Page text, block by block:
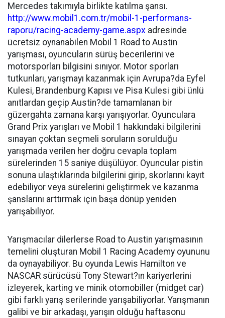
Mercedes takımıyla birlikte katılma şansı.
http://www.mobil1.com.tr/mobil-1-performans-
raporu/racing-academy-game.aspx adresinde
ücretsiz oynanabilen Mobil 1 Road to Austin
yarışması, oyuncuların sürüş becerilerini ve
motorsporları bilgisini sınıyor. Motor sporları
tutkunları, yarışmayı kazanmak için Avrupa?da Eyfel
Kulesi, Brandenburg Kapısı ve Pisa Kulesi gibi ünlü
anıtlardan geçip Austin?de tamamlanan bir
güzergahta zamana karşı yarışıyorlar. Oyunculara
Grand Prix yarışları ve Mobil 1 hakkındaki bilgilerini
sınayan çoktan seçmeli soruların sorulduğu
yarışmada verilen her doğru cevapla toplam
sürelerinden 15 saniye düşülüyor. Oyuncular pistin
sonuna ulaştıklarında bilgilerini girip, skorlarını kayıt
edebiliyor veya sürelerini geliştirmek ve kazanma
şanslarını arttırmak için başa dönüp yeniden
yarışabiliyor.
Yarışmacılar dilerlerse Road to Austin yarışmasının
temelini oluşturan Mobil 1 Racing Academy oyununu
da oynayabiliyor. Bu oyunda Lewis Hamilton ve
NASCAR sürücüsü Tony Stewart?ın kariyerlerini
izleyerek, karting ve minik otomobiller (midget car)
gibi farklı yarış serilerinde yarışabiliyorlar. Yarışmanın
galibi ve bir arkadaşı, yarışın olduğu haftasonu